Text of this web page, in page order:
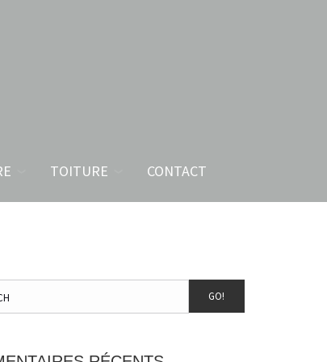
TOITURE CONTACT
GO!